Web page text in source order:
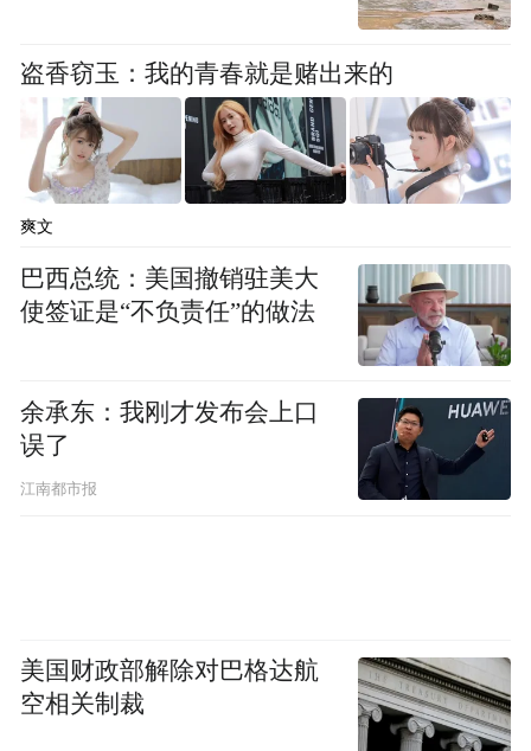
盗香窃玉：我的青春就是赌出来的
爽文
巴西总统：美国撤销驻美大
使签证是“不负责任”的做法
余承东：我刚才发布会上口
误了
江南都市报
美国财政部解除对巴格达航
空相关制裁